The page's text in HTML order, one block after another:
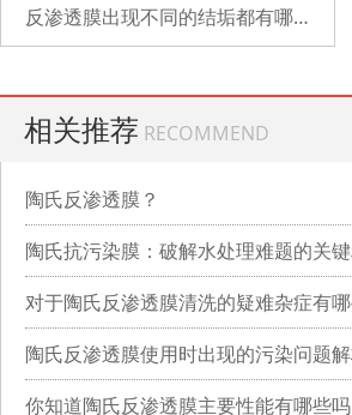
反渗透膜出现不同的结垢都有哪些表现？
相关推荐 RECOMMEND
陶氏反渗透膜？
陶氏抗污染膜：破解水处理难题的关
对于陶氏反渗透膜清洗的疑难杂症有哪
陶氏反渗透膜使用时出现的污染问题